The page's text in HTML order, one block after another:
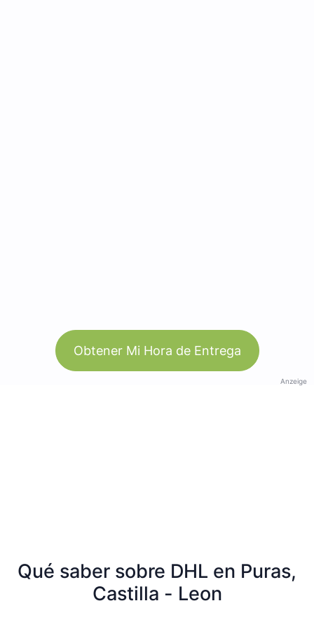
Obtener Mi Hora de Entrega
Anzeige
Qué saber sobre DHL en Puras,
Castilla - Leon